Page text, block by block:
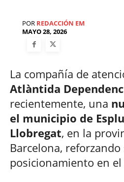
POR REDACCIÓN EM
MAYO 28, 2026
La compañía de
Atlàntida
recientemente, una
el municipio de
Llobregat, en la
Barcelona, reforzando
posicionamiento en